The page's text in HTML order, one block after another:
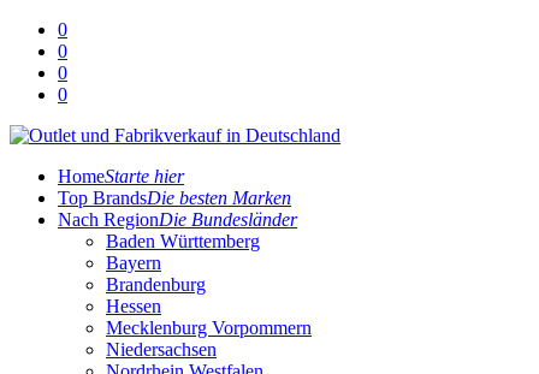
0
0
0
0
HomeStarte hier
Top BrandsDie besten Marken
Nach RegionDie Bundesländer
Baden Württemberg
Bayern
Brandenburg
Hessen
Mecklenburg Vorpommern
Niedersachsen